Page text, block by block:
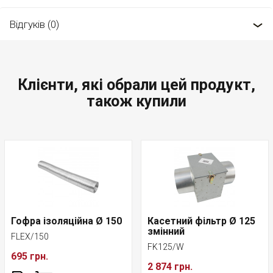
Відгуків (0)
Клієнти, які обрали цей продукт,
також купили
Гофра ізоляційна Ø 150
FLEX/150
695 грн.
Касетний фільтр Ø 125
змінний
FK125/W
2 874 грн.